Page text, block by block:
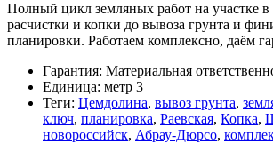
Полный цикл земляных работ на участке
расчистки и копки до вывоза грунта и
планировки. Работаем комплексно, даём
Гарантия: Материальная
Единица: метр 3
Теги: Цемдолина, вывоз грунта,
ключ, планировка, Раевская, Копка,
новороссийск, Абрау-Дюрсо,